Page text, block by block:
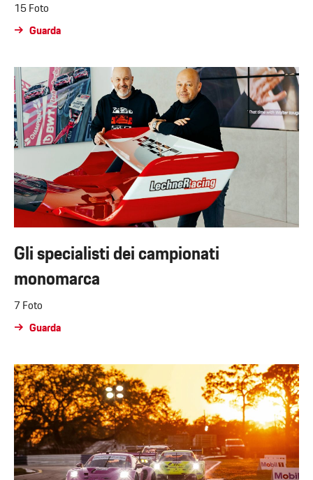
15 Foto
Guarda
Gli specialisti dei campionati
monomarca
7 Foto
Guarda